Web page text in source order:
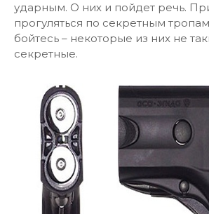
ударным. О них и пойдет речь.
прогуляться по секретным
бойтесь – некоторые из них не
секретные.